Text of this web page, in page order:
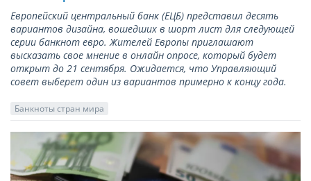
Европейский центральный банк (ЕЦБ) представил десять
вариантов дизайна, вошедших в шорт лист для следующей
серии банкнот евро. Жителей Европы приглашают
высказать свое мнение в онлайн опросе, который будет
открыт до 21 сентября. Ожидается, что Управляющий
совет выберет один из вариантов примерно к концу года.
Банкноты стран мира